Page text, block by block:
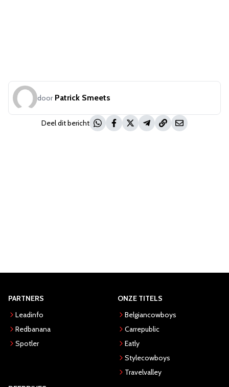
door Patrick Smeets
Deel dit bericht
PARTNERS
Leadinfo
Redbanana
Spotler
ONZE TITELS
Belgiancowboys
Carrepublic
Eatly
Stylecowboys
Travelvalley